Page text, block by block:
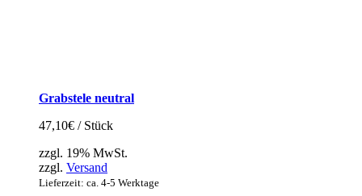
Grabstele neutral
47,10€ / Stück
zzgl. 19% MwSt.
zzgl. Versand
Lieferzeit: ca. 4-5 Werktage